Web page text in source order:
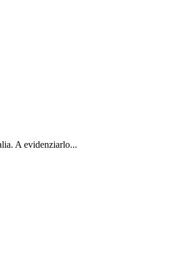
A evidenziarlo...